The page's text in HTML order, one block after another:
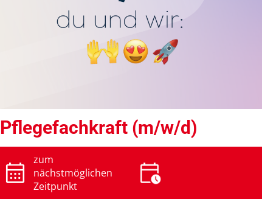
Pflegefachkraft (m/w/d)
zum
nächstmöglichen
Zeitpunkt